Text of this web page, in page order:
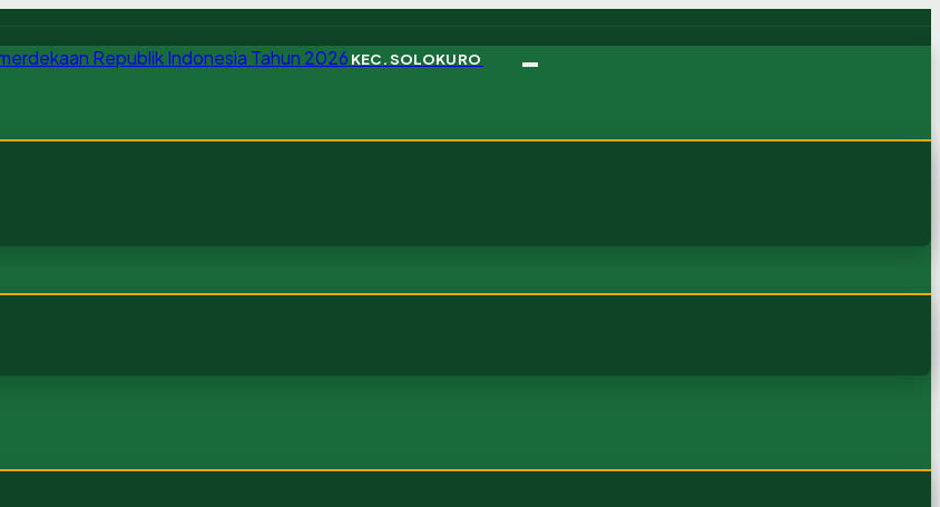
KEC. SOLOKURO